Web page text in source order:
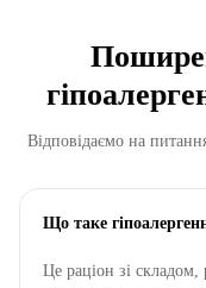
Відповідаємо на
Що таке
Це раціон зі складом,